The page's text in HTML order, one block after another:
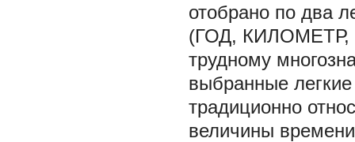
отобрано по два
(ГОД, КИЛОМЕТР,
трудному
выбранные
традиционно
величины